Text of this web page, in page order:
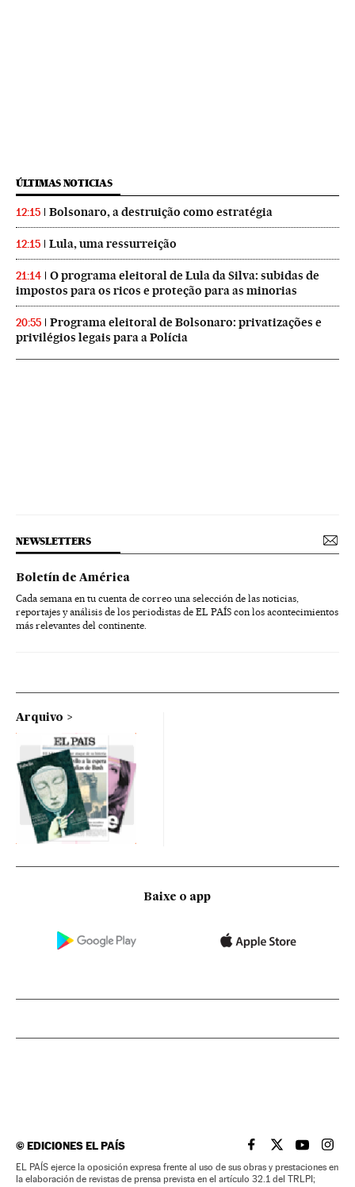
ÚLTIMAS NOTICIAS
12:15 Bolsonaro, a destruição como estratégia
12:15 Lula, uma ressurreição
21:14
O programa eleitoral de Lula da Silva: subidas de
impostos para os ricos e proteção para as minorias
20:55
Programa eleitoral de Bolsonaro: privatizações e
privilégios legais para a Polícia
NEWSLETTERS
Boletín de América
Cada semana en tu cuenta de correo una selección de las noticias,
reportajes y análisis de los periodistas de EL PAÍS con los acontecimientos
más relevantes del continente.
Arquivo
Baixe o app
©EDICIONES EL PAÍS EL PAÍS BRASIL EN
EL PAÍSEL PAÍS
EL
EL PAÍS ejerce la oposición expresa frente al uso de sus obras y prestaciones en
la elaboración de revistas de prensa prevista en el artículo 32.1 del TRLPI;